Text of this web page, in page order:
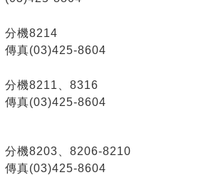
分機8214
傳真(03)425-8604
分機8211、8316
傳真(03)425-8604
分機8203、8206-8210
傳真(03)425-8604